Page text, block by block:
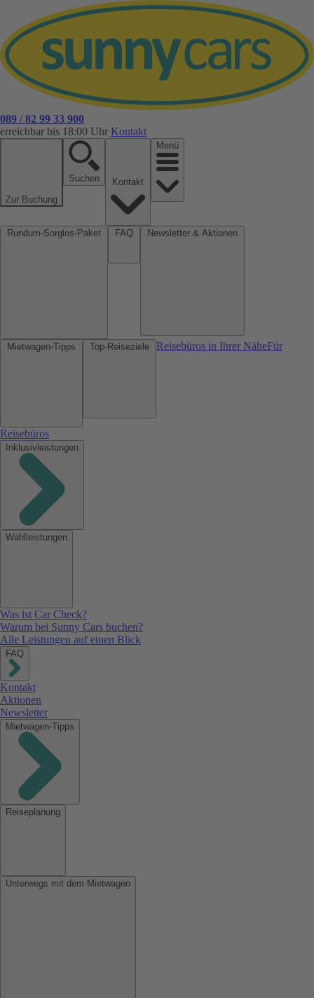
089 / 82 99 33 900
erreichbar bis 18:00 Uhr Kontakt
Zur Buchung
Suchen
Menü
Reisebüros in Ihrer NäheFür
Reisebüros
Inklusivleistungen
Wahlleistungen
Was ist Car Check?
Warum bei Sunny Cars buchen?
Alle Leistungen auf einen Blick
FAQ
Kontakt
Aktionen
Newsletter
Mietwagen-Tipps
Reiseplanung
Unterwegs mit dem Mietwagen